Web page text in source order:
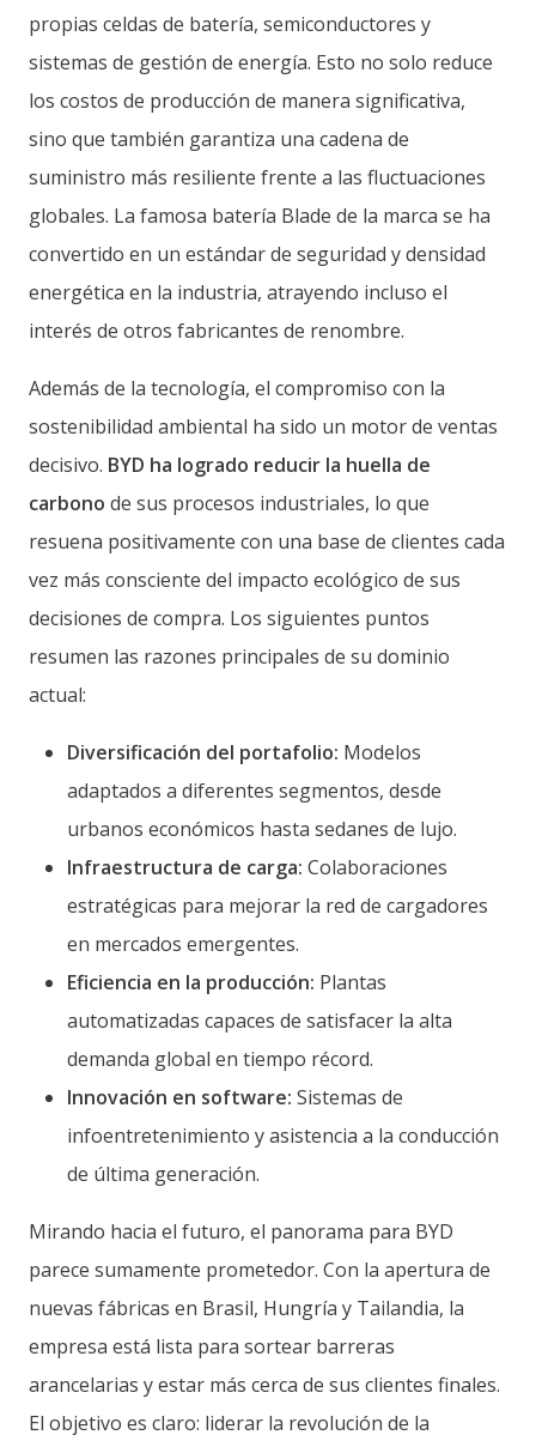
propias celdas de batería, semiconductores y
sistemas de gestión de energía. Esto no solo reduce
los costos de producción de manera significativa,
sino que también garantiza una cadena de
suministro más resiliente frente a las fluctuaciones
globales. La famosa batería Blade de la marca se ha
convertido en un estándar de seguridad y densidad
energética en la industria, atrayendo incluso el
interés de otros fabricantes de renombre.
Además de la tecnología, el compromiso con la
sostenibilidad ambiental ha sido un motor de ventas
decisivo. BYD ha logrado reducir la huella de
carbono de sus procesos industriales, lo que
resuena positivamente con una base de clientes cada
vez más consciente del impacto ecológico de sus
decisiones de compra. Los siguientes puntos
resumen las razones principales de su dominio
actual:
Diversificación del portafolio: Modelos
adaptados a diferentes segmentos, desde
urbanos económicos hasta sedanes de lujo.
Infraestructura de carga: Colaboraciones
estratégicas para mejorar la red de cargadores
en mercados emergentes.
Eficiencia en la producción: Plantas
automatizadas capaces de satisfacer la alta
demanda global en tiempo récord.
Innovación en software: Sistemas de
infoentretenimiento y asistencia a la conducción
de última generación.
Mirando hacia el futuro, el panorama para BYD
parece sumamente prometedor. Con la apertura de
nuevas fábricas en Brasil, Hungría y Tailandia, la
empresa está lista para sortear barreras
arancelarias y estar más cerca de sus clientes finales.
El objetivo es claro: liderar la revolución de la